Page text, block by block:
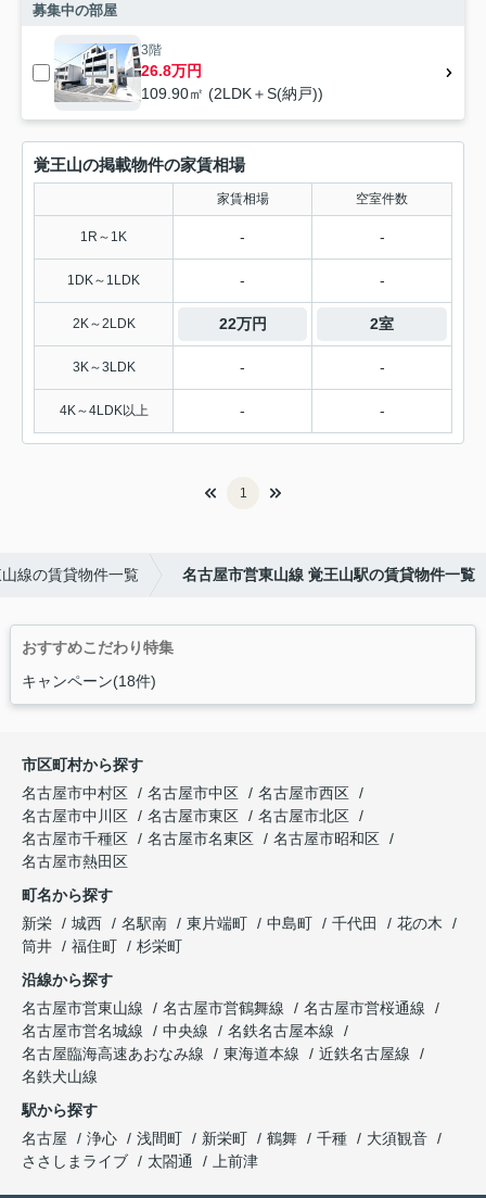
募集中の部屋
3階
26.8万円
109.90㎡ (2LDK＋S(納戸))
覚王山の掲載物件の家賃相場
家賃相場 空室件数
1R～1K - -
1DK～1LDK - -
2K～2LDK 22万円 2室
3K～3LDK - -
4K～4LDK以上 - -
1
線の賃貸物件一覧 名古屋市営東山線 覚王山駅の賃貸物件一覧
おすすめこだわり特集
キャンペーン(18件)
市区町村から探す
名古屋市中村区
名古屋市中区
名古屋市西区
名古屋市中川区
名古屋市東区
名古屋市北区
名古屋市千種区
名古屋市名東区
名古屋市昭和区
名古屋市熱田区
町名から探す
新栄
城西 名駅南 東片端町 中島町 千代田
花の木
筒井
福住町
杉栄町
沿線から探す
名古屋市営東山線
名古屋市営鶴舞線
名古屋市営桜通線
名古屋市営名城線
中央線
名鉄名古屋本線
名古屋臨海高速あおなみ線
東海道本線
近鉄名古屋線
名鉄犬山線
駅から探す
名古屋
浄心 浅間町 新栄町 鶴舞 千種
大須観音
ささしまライブ
太閤通 上前津